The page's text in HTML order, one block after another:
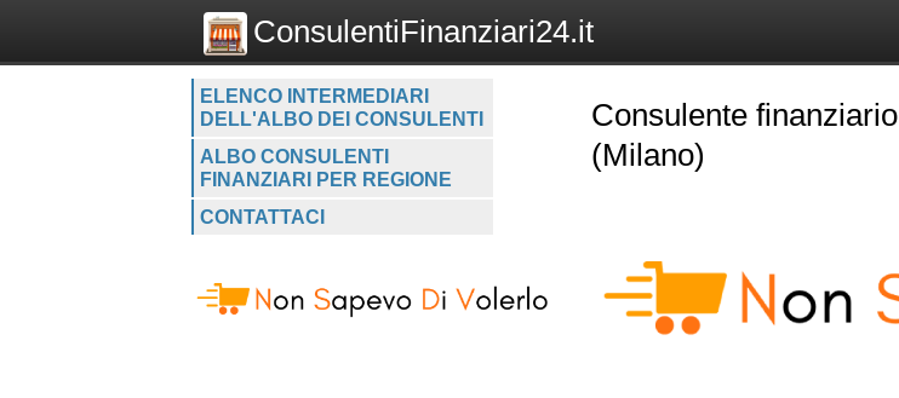
ConsulentiFinanziari24.it
ELENCO INTERMEDIARI
DELL'ALBO DEI CONSULENTI
ALBO CONSULENTI
FINANZIARI PER REGIONE
CONTATTACI
Consulente finanziario
(Milano)